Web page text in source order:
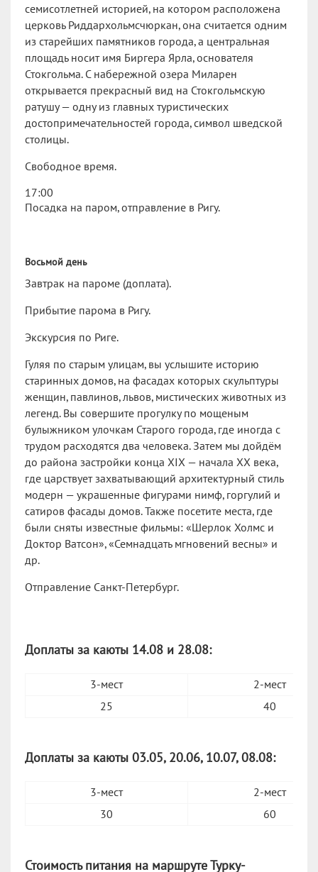
семисотлетней историей, на котором расположена
церковь Риддархольмсчюркан, она считается одним
из старейших памятников города, а центральная
площадь носит имя Биргера Ярла, основателя
Стокгольма. С набережной озера Миларен
открывается прекрасный вид на Стокгольмскую
ратушу — одну из главных туристических
достопримечательностей города, символ шведской
столицы.
Свободное время.
17:00
Посадка на паром, отправление в Ригу.
Восьмой день
Завтрак на пароме (доплата).
Прибытие парома в Ригу.
Экскурсия по Риге.
Гуляя по старым улицам, вы услышите историю
старинных домов, на фасадах которых скульптуры
женщин, павлинов, львов, мистических животных из
легенд. Вы совершите прогулку по мощеным
булыжником улочкам Старого города, где иногда с
трудом расходятся два человека. Затем мы дойдём
до района застройки конца XIX — начала XX века,
где царствует захватывающий архитектурный стиль
модерн — украшенные фигурами нимф, горгулий и
сатиров фасады домов. Также посетите места, где
были сняты известные фильмы: «Шерлок Холмс и
Доктор Ватсон», «Семнадцать мгновений весны» и
др.
Отправление Санкт-Петербург.
Доплаты за каюты 14.08 и 28.08:
3-мест
2-мест
25
40
Доплаты за каюты 03.05, 20.06, 10.07, 08.08:
3-мест
2-мест
30
60
Стоимость питания на маршруте Турку-